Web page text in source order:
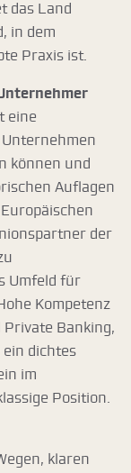
das Land
in dem
Praxis ist.
eine
können und
Auflagen
der
Umfeld für
Kompetenz
Banking,
ein dichtes
im
Position.
klaren